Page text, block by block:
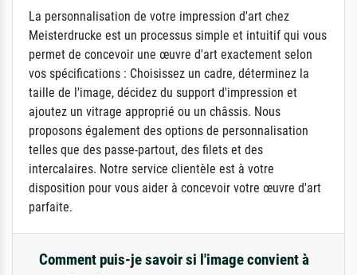
La personnalisation de votre impression d'art chez
Meisterdrucke est un processus simple et intuitif qui vous
permet de concevoir une œuvre d'art exactement selon
vos spécifications : Choisissez un cadre, déterminez la
taille de l'image, décidez du support d'impression et
ajoutez un vitrage approprié ou un châssis. Nous
proposons également des options de personnalisation
telles que des passe-partout, des filets et des
intercalaires. Notre service clientèle est à votre
disposition pour vous aider à concevoir votre œuvre d'art
parfaite.
Comment puis-je savoir si l'image convient à